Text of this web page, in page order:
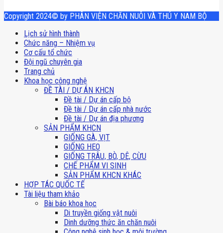
Copyright 2024© by PHÂN VIỆN CHĂN NUÔI VÀ THÚ Y NAM BỘ
Lịch sử hình thành
Chức năng – Nhiệm vụ
Cơ cấu tổ chức
Đội ngũ chuyên gia
Trang chủ
Khoa học công nghệ
ĐỀ TÀI / DỰ ÁN KHCN
Đề tài / Dự án cấp bộ
Đề tài / Dự án cấp nhà nước
Đề tài / Dự án địa phương
SẢN PHẨM KHCN
GIỐNG GÀ, VỊT
GIỐNG HEO
GIỐNG TRÂU, BÒ, DÊ, CỪU
CHẾ PHẨM VI SINH
SẢN PHẨM KHCN KHÁC
HỢP TÁC QUỐC TẾ
Tài liệu tham khảo
Bài báo khoa học
Di truyền giống vật nuôi
Dinh dưỡng thức ăn chăn nuôi